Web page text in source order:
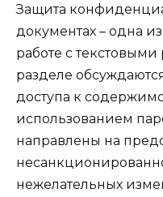
Защита
документах – одна
работе с
разделе
доступа к
использованием
направлены на
нежелательных